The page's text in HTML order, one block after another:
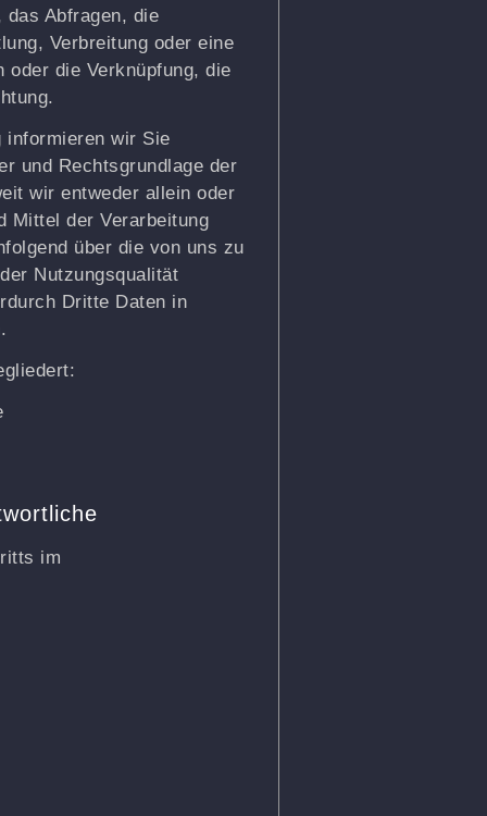
das Abfragen, die
Verbreitung oder eine
oder die Verknüpfung, die
informieren wir Sie
und Rechtsgrundlage der
wir entweder allein oder
Mittel der Verarbeitung
über die von uns zu
Nutzungsqualität
Dritte Daten in
im